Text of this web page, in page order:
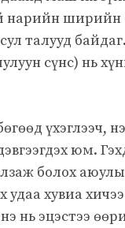
ширийн
талууд
сүнс) нь
үхэглээч,
юм.
болох
хувиа
нь эцэстээ